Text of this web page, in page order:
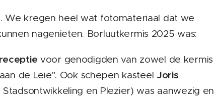
kregen heel wat fotomateriaal dat we
nagenieten. Borluutkermis 2025 was:
voor genodigden van zowel de kermis
de Leie". Ook schepen kasteel Joris
en Plezier) was aanwezig en